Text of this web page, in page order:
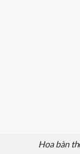
Hoa bàn